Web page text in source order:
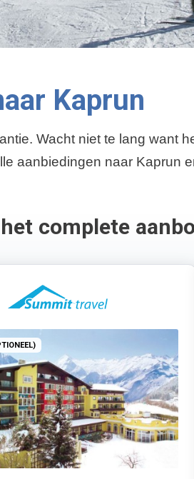
Kaprun
Wacht niet te lang want
aanbiedingen naar Kaprun
complete